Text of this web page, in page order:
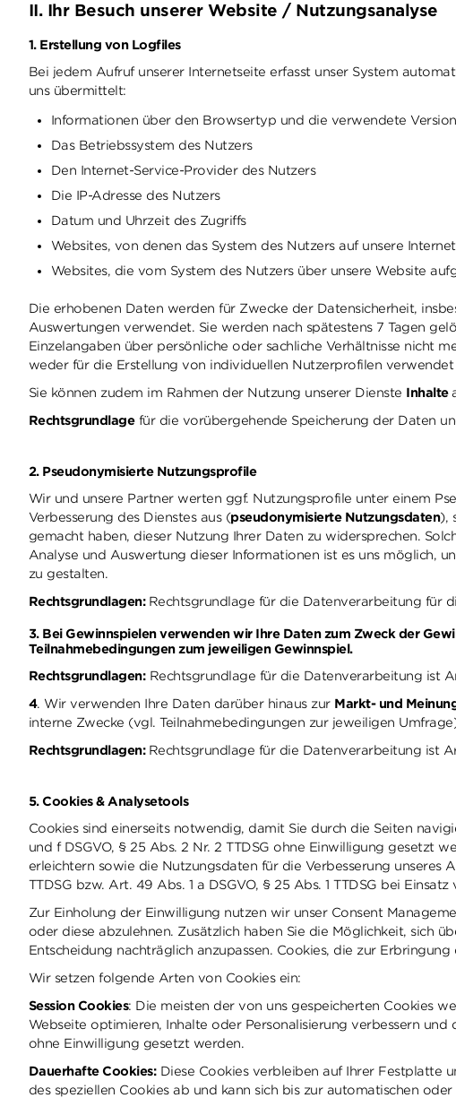
II. Ihr Besuch unserer Website / Nutzungsanalyse
1. Erstellung von Logfiles
Bei jedem Aufruf unserer Internetseite erfasst unser System
uns übermittelt:
Informationen über den Browsertyp und die verwendete Version
Das Betriebssystem des Nutzers
Den Internet-Service-Provider des Nutzers
Die IP-Adresse des Nutzers
Datum und Uhrzeit des Zugriffs
Websites, von denen das System des Nutzers auf unsere
Websites, die vom System des Nutzers über unsere Website
Die erhobenen Daten werden für Zwecke der Datensicherheit,
Auswertungen verwendet. Sie werden nach spätestens 7 Tagen
Einzelangaben über persönliche oder sachliche Verhältnisse nicht
weder für die Erstellung von individuellen Nutzerprofilen
Sie können zudem im Rahmen der Nutzung unserer Dienste Inhalte
Rechtsgrundlagefür die vorübergehende Speicherung der Daten
2. Pseudonymisierte Nutzungsprofile
Wir und unsere Partner werten ggf. Nutzungsprofile unter einem
Verbesserung des Dienstes aus (pseudonymisierte Nutzungsdaten),
gemacht haben, dieser Nutzung Ihrer Daten zu widersprechen.
Analyse und Auswertung dieser Informationen ist es uns möglich,
zu gestalten.
Rechtsgrundlagen: Rechtsgrundlage für die Datenverarbeitung für
3. Bei Gewinnspielenverwenden wir Ihre Daten zum Zweck der
Teilnahmebedingungen zum jeweiligen Gewinnspiel.
Rechtsgrundlagen:Rechtsgrundlage für die Datenverarbeitung ist
4. Wir verwenden Ihre Daten darüber hinaus zur Markt- und
interne Zwecke (vgl. Teilnahmebedingungen zur jeweiligen
Rechtsgrundlagen: Rechtsgrundlage für die Datenverarbeitung ist
5. Cookies & Analysetools
Cookies sind einerseits notwendig, damit Sie durch die Seiten
und f DSGVO, § 25 Abs. 2 Nr. 2 TTDSG ohne Einwilligung gesetzt
erleichtern sowie die Nutzungsdaten für die Verbesserung unseres
TTDSG bzw. Art. 49 Abs. 1 a DSGVO, § 25 Abs. 1 TTDSG bei
Zur Einholung der Einwilligung nutzen wir unser Consent
oder diese abzulehnen. Zusätzlich haben Sie die Möglichkeit, sich
Entscheidung nachträglich anzupassen. Cookies, die zur
Wir setzen folgende Arten von Cookies ein:
Session Cookies: Die meisten der von uns gespeicherten Cookies
Webseite optimieren, Inhalte oder Personalisierung verbessern und
ohne Einwilligung gesetzt werden.
Dauerhafte Cookies:Diese Cookies verbleiben auf Ihrer Festplatte
des speziellen Cookies ab und kann sich bis zur automatischen